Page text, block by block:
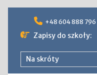
content
+48 604 888 796
Zapisy do szkoły:
Na skróty